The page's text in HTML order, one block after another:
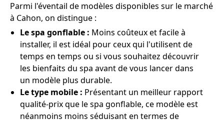
Parmi l'éventail de modèles disponibles sur le marché
à Cahon, on distingue :
Le spa gonflable : Moins coûteux et facile à
installer, il est idéal pour ceux qui l'utilisent de
temps en temps ou si vous souhaitez découvrir
les bienfaits du spa avant de vous lancer dans
un modèle plus durable.
Le type mobile : Présentant un meilleur rapport
qualité-prix que le spa gonflable, ce modèle est
néanmoins moins séduisant en termes de